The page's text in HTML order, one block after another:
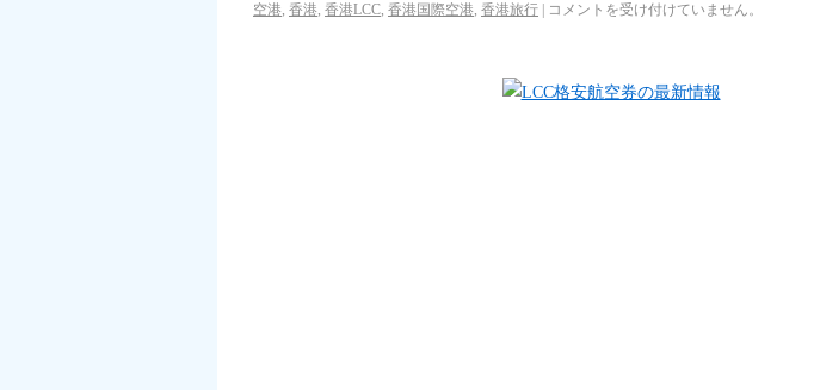
空港, 香港, 香港LCC, 香港国際空港, 香港旅行 コメントを受け付けていません。